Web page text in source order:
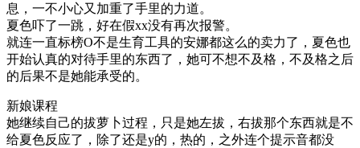
息，一不小心又加重了手里的力道。
夏色吓了一跳，好在假xx没有再次报警。
就连一直标榜O不是生育工具的安娜都这么的卖力了，夏色也
开始认真的对待手里的东西了，她可不想不及格，不及格之后
的后果不是她能承受的。
新娘课程
她继续自己的拔萝卜过程，只是她左拔，右拔那个东西就是不
给夏色反应了，除了还是y的，热的，之外连个提示音都没